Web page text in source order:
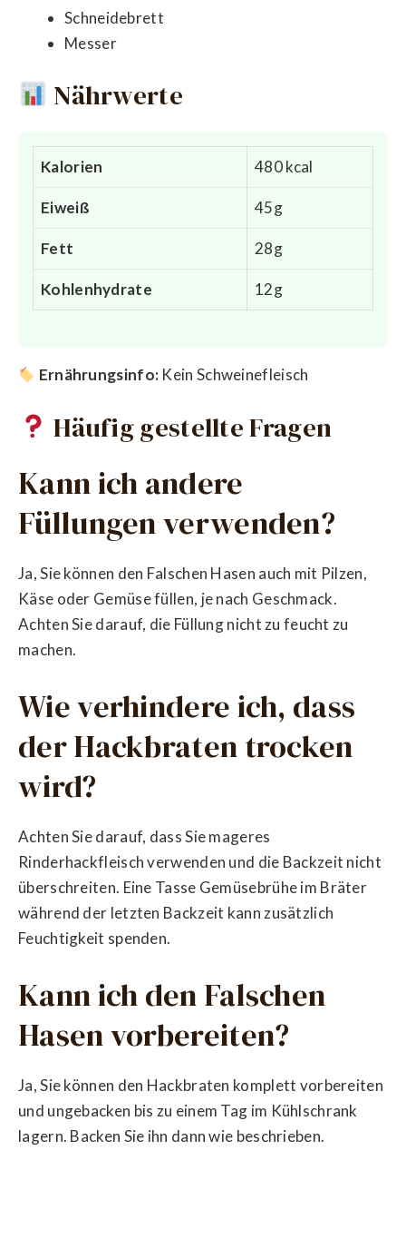
Schneidebrett
Messer
Nährwerte
Kalorien 480 kcal
Eiweiß 45g
Fett 28g
Kohlenhydrate 12g
Ernährungsinfo: Kein Schweinefleisch
Häufig gestellte Fragen
Kann ich andere
Füllungen verwenden?
Ja, Sie können den Falschen Hasen auch mit Pilzen,
Käse oder Gemüse füllen, je nach Geschmack.
Achten Sie darauf, die Füllung nicht zu feucht zu
machen.
Wie verhindere ich, dass
der Hackbraten trocken
wird?
Achten Sie darauf, dass Sie mageres
Rinderhackfleisch verwenden und die Backzeit nicht
überschreiten. Eine Tasse Gemüsebrühe im Bräter
während der letzten Backzeit kann zusätzlich
Feuchtigkeit spenden.
Kann ich den Falschen
Hasen vorbereiten?
Ja, Sie können den Hackbraten komplett vorbereiten
und ungebacken bis zu einem Tag im Kühlschrank
lagern. Backen Sie ihn dann wie beschrieben.